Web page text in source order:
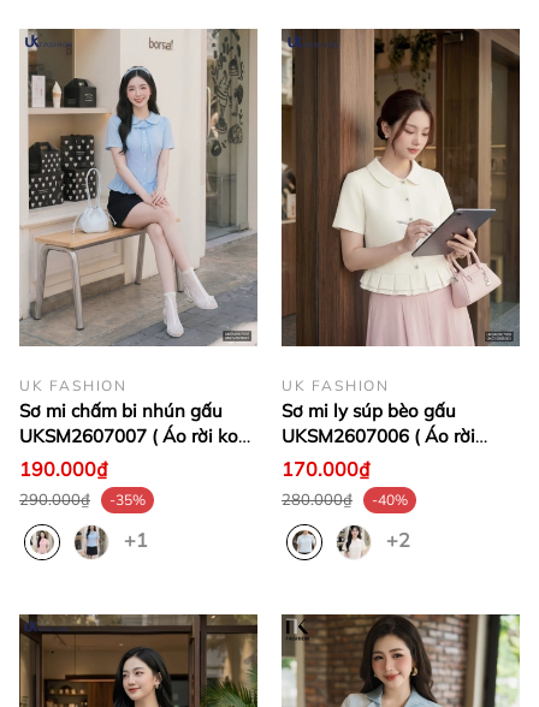
UK FASHION
Sơ mi chấm bi nhún gấu
UKSM2607007 ( Áo rời ko
kèm QU/CV/PK)
190.000₫
290.000₫ -35%
+1
UK FASHION
Sơ mi ly súp bèo gấu
UKSM2607006 ( Áo rời
không kèm CV/QU/PK)
170.000₫
280.000₫ -40%
+2